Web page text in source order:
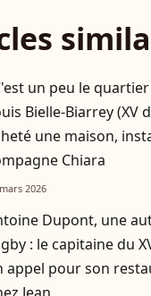
un peu le
Bielle-Biarrey (XV
une maison,
Chiara
2026
Dupont, une
: le capitaine du
appel pour son